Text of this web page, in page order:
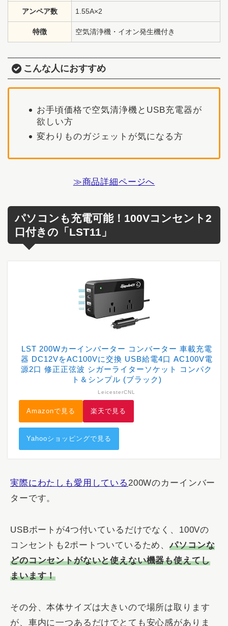
アンペア数 1.55A×2
特徴 空気清浄機・イオン発生機付き
こんな人におすすめ
お手頃価格で空気清浄機とUSB充電器が
欲しい方
変わりものガジェットが気になる方
≫商品詳細ページへ
パソコンも充電可能！100Vコンセント2
口付きの「LST11」
LST 200Wカーインバーター コンバーター 車載充電
器 DC12VをAC100Vに交換 USB給電4口 AC100V電
源2口 修正正弦波 シガーライターソケット コンパク
ト＆シンプル (ブラック)
LeicesterCNL
Amazonで見る 楽天で見る
Yahooショッピングで見る
実際にわたしも愛用している200Wのカーインバー
ターです。
USBポートが4つ付いているだけでなく、100Vの
コンセントも2ポートついているため、パソコンな
どのコンセントがないと使えない機器も使えてし
まいます！
その分、本体サイズは大きいので場所は取ります
が、車内に一つあるだけでとても安心感がありま